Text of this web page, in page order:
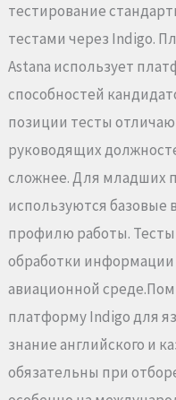
тестирование
тестами через Indigo.
Astana использует
способностей
позиции тесты
руководящих
сложнее. Для младших
используются
профилю работы.
обработки информации
авиационной
платформу Indigo для
знание английского и
обязательны при